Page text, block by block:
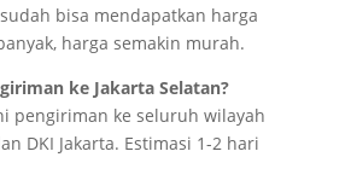
bisa mendapatkan harga
harga semakin murah.
ke Jakarta Selatan?
pengiriman ke seluruh wilayah
DKI Jakarta. Estimasi 1-2 hari